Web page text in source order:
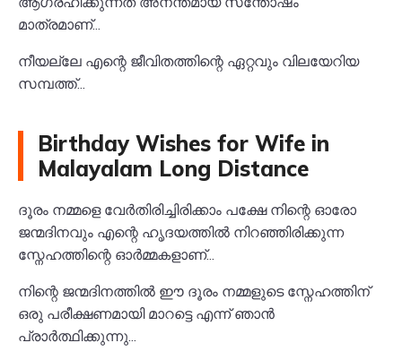
മാത്രമാണ്...
നീയല്ലേ എന്റെ ജീവിതത്തിന്റെ ഏറ്റവും വിലയേറിയ
സമ്പത്ത്...
Birthday Wishes for Wife in
Malayalam Long Distance
ദൂരം നമ്മളെ വേർതിരിച്ചിരിക്കാം പക്ഷേ നിന്റെ ഓരോ
ജന്മദിനവും എന്റെ ഹൃദയത്തിൽ നിറഞ്ഞിരിക്കുന്ന
സ്നേഹത്തിന്റെ ഓർമ്മകളാണ്...
നിന്റെ ജന്മദിനത്തിൽ ഈ ദൂരം നമ്മളുടെ സ്നേഹത്തിന്
ഒരു പരീക്ഷണമായി മാറട്ടെ എന്ന് ഞാൻ
പ്രാർത്ഥിക്കുന്നു...